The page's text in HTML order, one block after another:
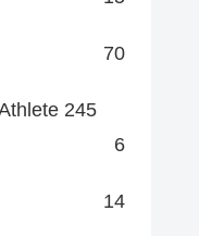
70
245
6
14